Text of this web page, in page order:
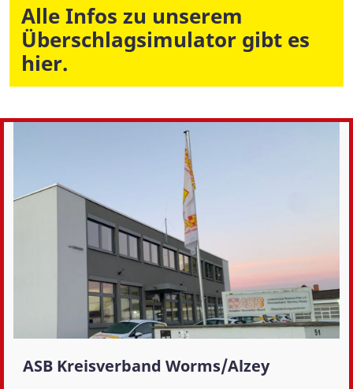
Alle Infos zu unserem
Überschlagsimulator gibt es
hier.
ASB Kreisverband Worms/Alzey